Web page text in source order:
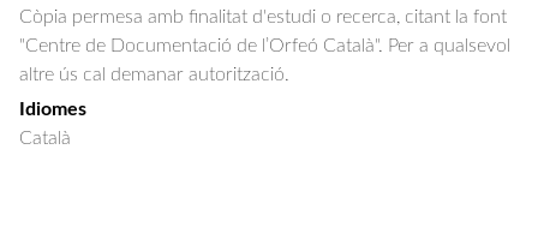
Còpia permesa amb finalitat d'estudi o recerca, citant la font
"Centre de Documentació de l’Orfeó Català". Per a qualsevol
altre ús cal demanar autorització.
Idiomes
Català